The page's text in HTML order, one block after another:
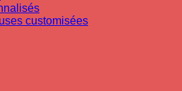
customisées